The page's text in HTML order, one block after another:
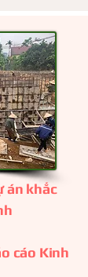
án khắc
cáo Kinh